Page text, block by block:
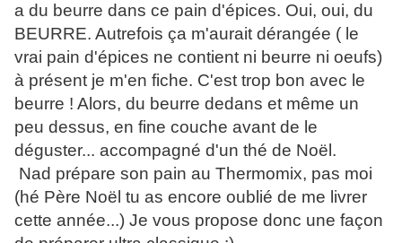
a du beurre dans ce pain d'épices. Oui, oui, du
BEURRE. Autrefois ça m'aurait dérangée ( le
vrai pain d'épices ne contient ni beurre ni oeufs)
à présent je m'en fiche. C'est trop bon avec le
beurre ! Alors, du beurre dedans et même un
peu dessus, en fine couche avant de le
déguster... accompagné d'un thé de Noël.
Nad prépare son pain au Thermomix, pas moi
(hé Père Noël tu as encore oublié de me livrer
cette année...) Je vous propose donc une façon